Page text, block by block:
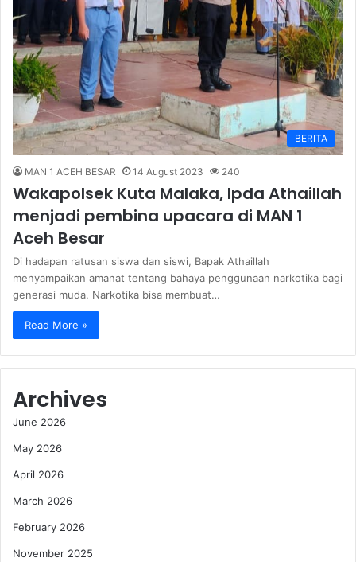
BERITA
MAN 1 ACEH BESAR 14 August 2023 240
Wakapolsek Kuta Malaka, Ipda Athaillah
menjadi pembina upacara di MAN 1
Aceh Besar
Di hadapan ratusan siswa dan siswi, Bapak Athaillah
menyampaikan amanat tentang bahaya penggunaan narkotika bagi
generasi muda. Narkotika bisa membuat…
Read More »
Archives
June 2026
May 2026
April 2026
March 2026
February 2026
November 2025